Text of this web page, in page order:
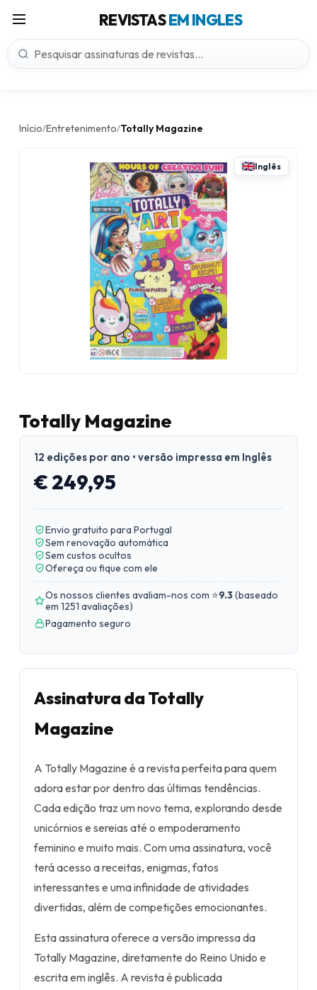
REVISTASEM INGLES
Início/Entretenimento/Totally Magazine
Inglês
Totally Magazine
12 edições por ano • versão impressa em Inglês
€ 249,95
Envio gratuito para Portugal
Sem renovação automática
Sem custos ocultos
Ofereça ou fique com ele
Os nossos clientes avaliam-nos com ⭐9.3(baseado
em 1251 avaliações)
Pagamento seguro
Assinatura da Totally
Magazine
A Totally Magazine é a revista perfeita para quem
adora estar por dentro das últimas tendências.
Cada edição traz um novo tema, explorando desde
unicórnios e sereias até o empoderamento
feminino e muito mais. Com uma assinatura, você
terá acesso a receitas, enigmas, fatos
interessantes e uma infinidade de atividades
divertidas, além de competições emocionantes.
Esta assinatura oferece a versão impressa da
Totally Magazine, diretamente do Reino Unido e
escrita em inglês. A revista é publicada